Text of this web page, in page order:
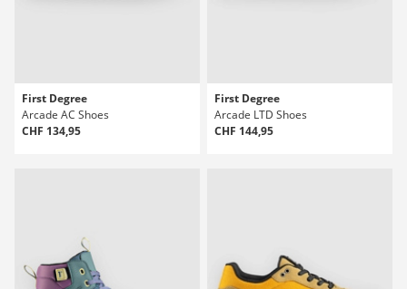
First Degree
Arcade AC Shoes
CHF 134,95
First Degree
Arcade LTD Shoes
CHF 144,95